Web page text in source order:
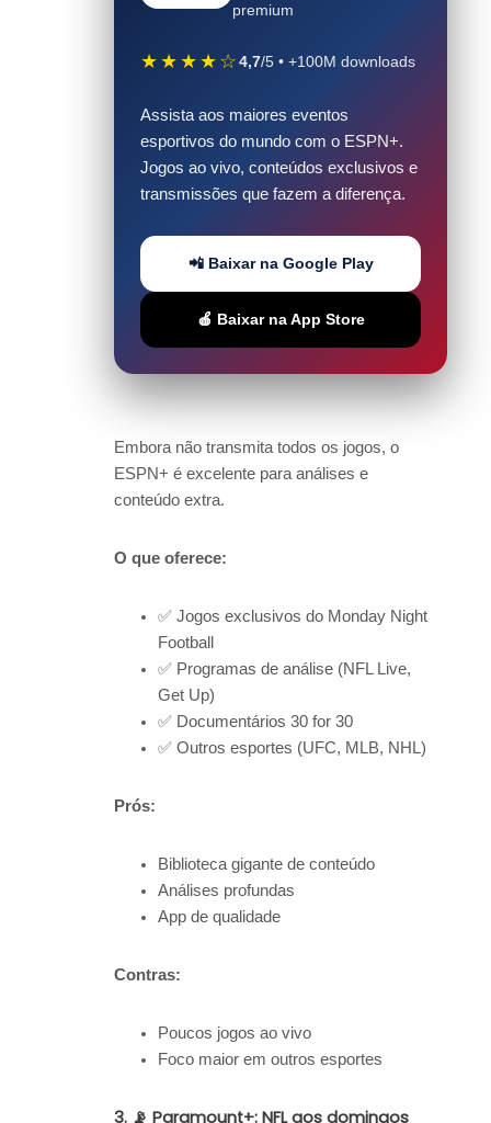
premium
★★★★☆4,7/5 • +100M downloads
Assista aos maiores eventos
esportivos do mundo com o ESPN+.
Jogos ao vivo, conteúdos exclusivos e
transmissões que fazem a diferença.
📲 Baixar na Google Play
🍎 Baixar na App Store
Embora não transmita todos os jogos, o
ESPN+ é excelente para análises e
conteúdo extra.
O que oferece:
✅ Jogos exclusivos do Monday Night
Football
✅ Programas de análise (NFL Live,
Get Up)
✅ Documentários 30 for 30
✅ Outros esportes (UFC, MLB, NHL)
Prós:
Biblioteca gigante de conteúdo
Análises profundas
App de qualidade
Contras:
Poucos jogos ao vivo
Foco maior em outros esportes
3. 📡 Paramount+: NFL aos domingos